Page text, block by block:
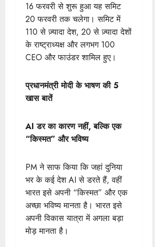
16 फरवरी से शुरू हुआ यह समिट
20 फरवरी तक चलेगा। समिट में
110 से ज़्यादा देश, 20 से ज़्यादा देशों
के राष्ट्राध्यक्ष और लगभग 100
CEO और फाउंडर शामिल हुए।
प्रधानमंत्री मोदी के भाषण की 5
खास बातें
AI डर का कारण नहीं, बल्कि एक
“किस्मत” और भविष्य
PM ने साफ किया कि जहां दुनिया
भर के कई देश AI से डरते हैं, वहीं
भारत इसे अपनी “किस्मत” और एक
अच्छा भविष्य मानता है। भारत इसे
अपनी विकास यात्रा में अगला बड़ा
मोड़ मानता है।